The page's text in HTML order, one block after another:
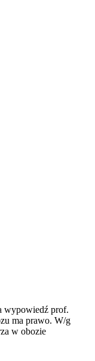
wypowiedź prof.
ma prawo. W/g
w obozie